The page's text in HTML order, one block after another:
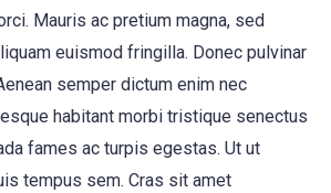
Mauris ac pretium magna, sed
euismod fringilla. Donec pulvinar
semper dictum enim nec
habitant morbi tristique senectus
fames ac turpis egestas. Ut ut
tempus sem. Cras sit amet